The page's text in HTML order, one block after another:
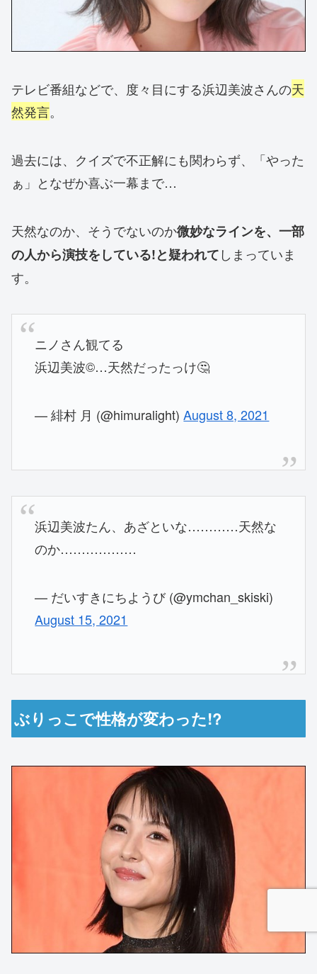
テレビ番組などで、度々目にする浜辺美波さんの天
然発言。
過去には、クイズで不正解にも関わらず、「やった
ぁ」となぜか喜ぶ一幕まで…
天然なのか、そうでないのか微妙なラインを、一部
の人から演技をしている!と疑われてしまっていま
す。
ニノさん観てる
浜辺美波©︎…天然だったっけ🤔
— 緋村 月 (@himuralight)August 8, 2021
浜辺美波たん、あざといな…………天然な
のか………………
— だいすきにちようび (@ymchan_skiski)
August 15, 2021
ぶりっこで性格が変わった!?